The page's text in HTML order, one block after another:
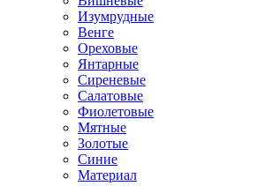
Изумрудные
Венге
Ореховые
Янтарные
Сиреневые
Салатовые
Фиолетовые
Мятные
Золотые
Синие
Материал